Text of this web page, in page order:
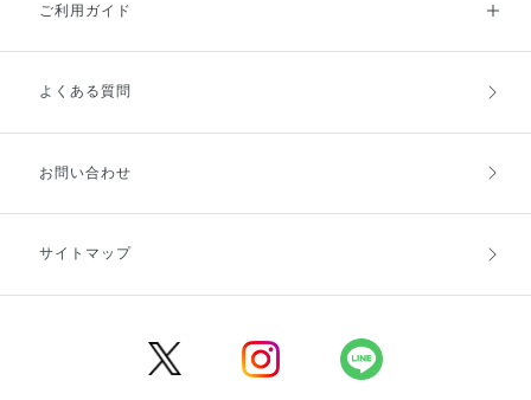
ご利用ガイド
ご利用ガイドトップ
お支払方法
キャンセル・返品・交換
よくある質問
お問い合わせ
サイトマップ